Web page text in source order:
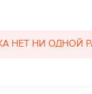
НЕТ НИ ОДНОЙ